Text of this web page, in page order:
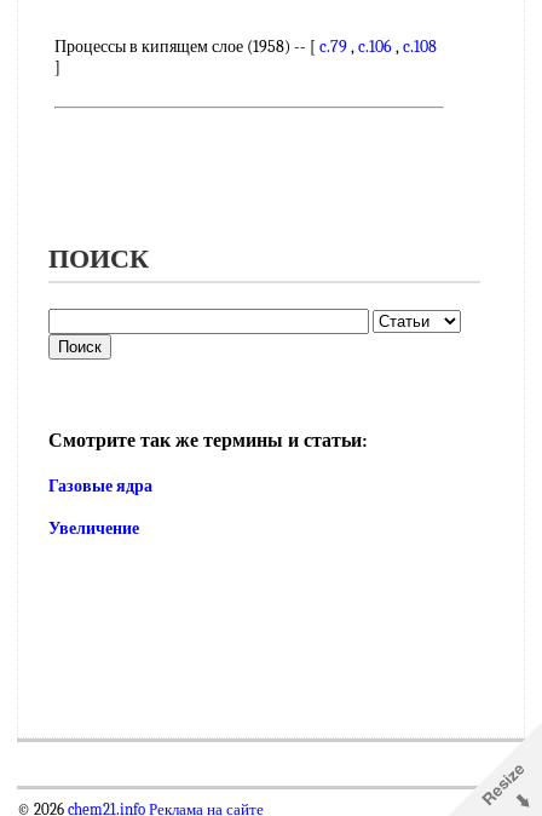
Процессы в кипящем слое (1958) -- [ c.79,c.106,c.108
]
ПОИСК
Смотрите так же термины и статьи:
Газовые ядра
Увеличение
© 2026 chem21.info Реклама на сайте